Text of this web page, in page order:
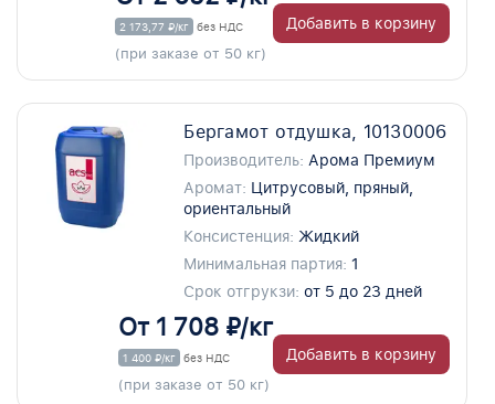
2 173,77 ₽/кг без НДС
(при заказе от 50 кг)
Добавить в корзину
Бергамот отдушка, 10130006
Производитель: Арома Премиум
Аромат: Цитрусовый, пряный,
ориентальный
Консистенция: Жидкий
Минимальная партия: 1
Срок отгрукзи: от 5 до 23 дней
От 1 708 ₽/кг
1 400 ₽/кг без НДС
(при заказе от 50 кг)
Добавить в корзину